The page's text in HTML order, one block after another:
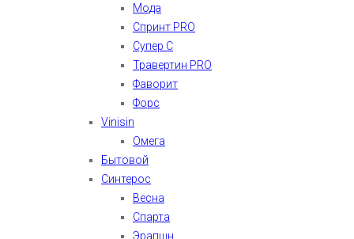
Мода
Спринт PRO
Супер С
Травертин PRO
Фаворит
Форс
Vinisin
Омега
Бытовой
Синтерос
Весна
Спарта
Эрапшн